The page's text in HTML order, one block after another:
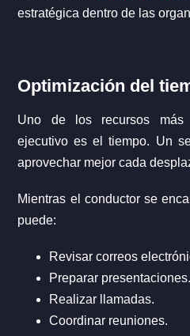
estratégica dentro de las
Optimización del
Uno de los recursos más
ejecutivo es el tiempo. Un
aprovechar mejor cada
Mientras el conductor se
puede:
Revisar correos
Preparar presentaciones.
Realizar llamadas.
Coordinar reuniones.